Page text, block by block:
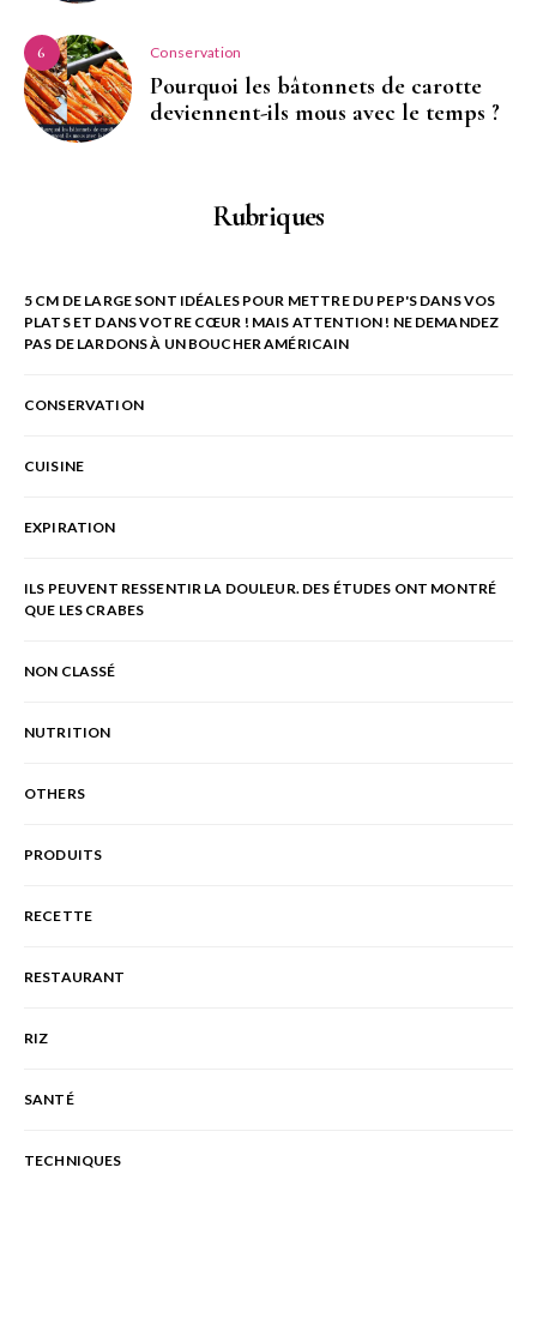
6 Conservation
Pourquoi les bâtonnets de carotte
deviennent-ils mous avec le temps ?
Rubriques
5 CM DE LARGE SONT IDÉALES POUR METTRE DU PEP'S DANS VOS
PLATS ET DANS VOTRE CŒUR ! MAIS ATTENTION ! NE DEMANDEZ
PAS DE LARDONS À UN BOUCHER AMÉRICAIN
CONSERVATION
CUISINE
EXPIRATION
ILS PEUVENT RESSENTIR LA DOULEUR. DES ÉTUDES ONT MONTRÉ
QUE LES CRABES
NON CLASSÉ
NUTRITION
OTHERS
PRODUITS
RECETTE
RESTAURANT
RIZ
SANTÉ
TECHNIQUES